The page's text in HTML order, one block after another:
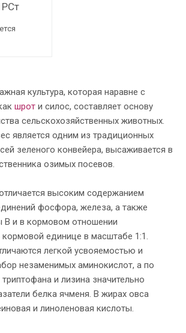
РСт
культура, которая наравне с
шрот и силос, составляет основу
сельскохозяйственных животных.
является одним из традиционных
зеленого конвейера, высаживается в
озимых посевов.
высоким содержанием
фосфора, железа, а также
В и в кормовом отношении
кормовой единице в масштабе 1:1.
легкой усвояемостью и
незаменимых аминокислот, а по
и лизина значительно
белка ячменя. В жирах овса
и линоленовая кислоты.